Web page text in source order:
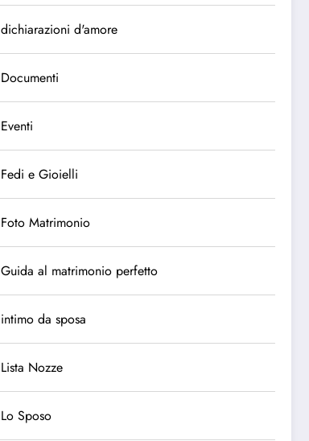
dichiarazioni d'amore
Documenti
Eventi
Fedi e Gioielli
Foto Matrimonio
Guida al matrimonio perfetto
intimo da sposa
Lista Nozze
Lo Sposo